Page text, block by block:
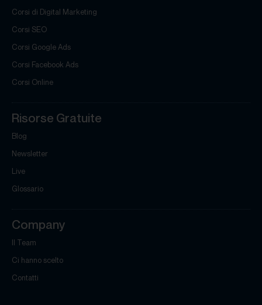
Corsi di Digital Marketing
Corsi SEO
Corsi Google Ads
Corsi Facebook Ads
Corsi Online
Risorse Gratuite
Blog
Newsletter
Live
Glossario
Company
Il Team
Ci hanno scelto
Contatti